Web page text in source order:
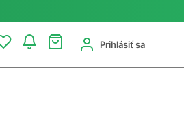
Prihlásiť sa